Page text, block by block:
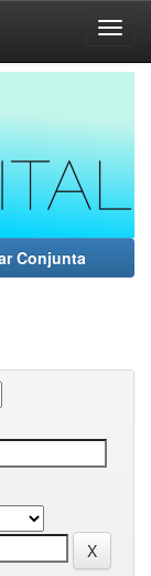
Conjunta